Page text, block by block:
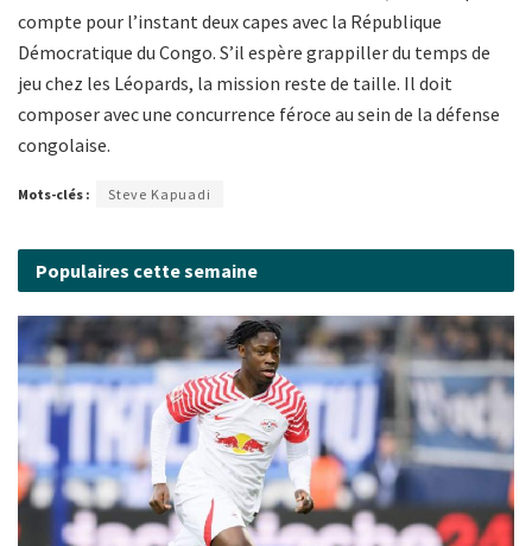
compte pour l’instant deux capes avec la République
Démocratique du Congo. S’il espère grappiller du temps de
jeu chez les Léopards, la mission reste de taille. Il doit
composer avec une concurrence féroce au sein de la défense
congolaise.
Mots-clés : Steve Kapuadi
Populaires cette semaine